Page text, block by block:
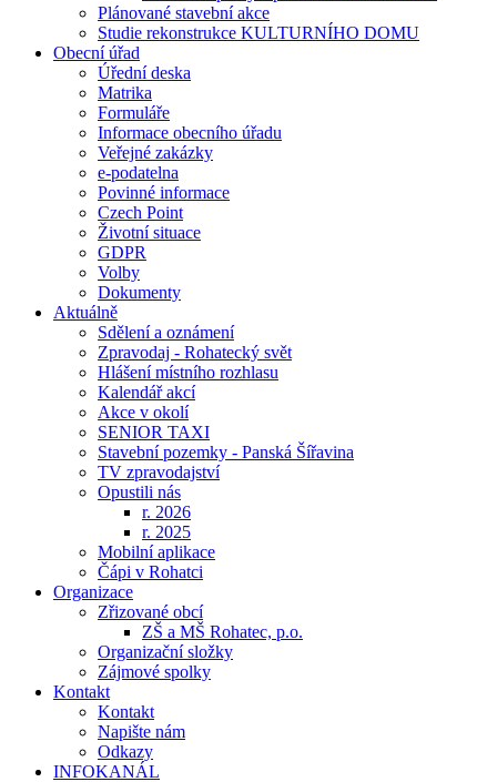
Plánované stavební akce
Studie rekonstrukce KULTURNÍHO DOMU
Obecní úřad
Úřední deska
Matrika
Formuláře
Informace obecního úřadu
Veřejné zakázky
e-podatelna
Povinné informace
Czech Point
Životní situace
GDPR
Volby
Dokumenty
Aktuálně
Sdělení a oznámení
Zpravodaj - Rohatecký svět
Hlášení místního rozhlasu
Kalendář akcí
Akce v okolí
SENIOR TAXI
Stavební pozemky - Panská Šířavina
TV zpravodajství
Opustili nás
r. 2026
r. 2025
Mobilní aplikace
Čápi v Rohatci
Organizace
Zřizované obcí
ZŠ a MŠ Rohatec, p.o.
Organizační složky
Zájmové spolky
Kontakt
Kontakt
Napište nám
Odkazy
INFOKANÁL